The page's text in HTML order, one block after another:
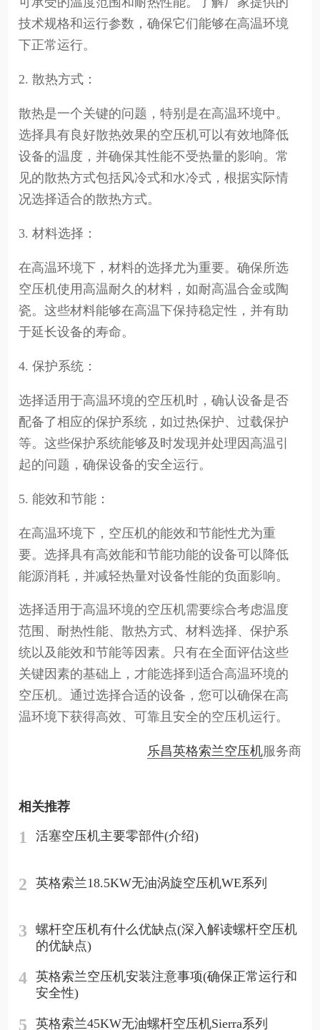
技术规格和运行参数，确保它们能够在高温环境
下正常运行。
2. 散热方式：
散热是一个关键的问题，特别是在高温环境中。
选择具有良好散热效果的空压机可以有效地降低
设备的温度，并确保其性能不受热量的影响。常
见的散热方式包括风冷式和水冷式，根据实际情
况选择适合的散热方式。
3. 材料选择：
在高温环境下，材料的选择尤为重要。确保所选
空压机使用高温耐久的材料，如耐高温合金或陶
瓷。这些材料能够在高温下保持稳定性，并有助
于延长设备的寿命。
4. 保护系统：
选择适用于高温环境的空压机时，确认设备是否
配备了相应的保护系统，如过热保护、过载保护
等。这些保护系统能够及时发现并处理因高温引
起的问题，确保设备的安全运行。
5. 能效和节能：
在高温环境下，空压机的能效和节能性尤为重
要。选择具有高效能和节能功能的设备可以降低
能源消耗，并减轻热量对设备性能的负面影响。
选择适用于高温环境的空压机需要综合考虑温度
范围、耐热性能、散热方式、材料选择、保护系
统以及能效和节能等因素。只有在全面评估这些
关键因素的基础上，才能选择到适合高温环境的
空压机。通过选择合适的设备，您可以确保在高
温环境下获得高效、可靠且安全的空压机运行。
乐昌英格索兰空压机服务商
相关推荐
1 活塞空压机主要零部件(介绍)
2 英格索兰18.5KW无油涡旋空压机WE系列
3
螺杆空压机有什么优缺点(深入解读螺杆空压机
的优缺点)
4
英格索兰空压机安装注意事项(确保正常运行和
安全性)
5 英格索兰45KW无油螺杆空压机Sierra系列